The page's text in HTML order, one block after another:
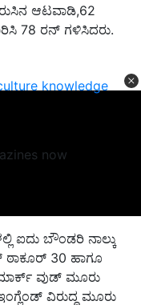
knowledge
now
ಆಟವಾಡಿ,62
78 ರನ್ ಗಳಿಸಿದರು.
ಐದು ಬೌಂಡರಿ ನಾಲ್ಕು
ಠಾಕೂರ್ 30 ಹಾಗೂ
ಮಾರ್ಕ್ ವುಡ್ ಮೂರು
ವಿರುದ್ದ ಮೂರು